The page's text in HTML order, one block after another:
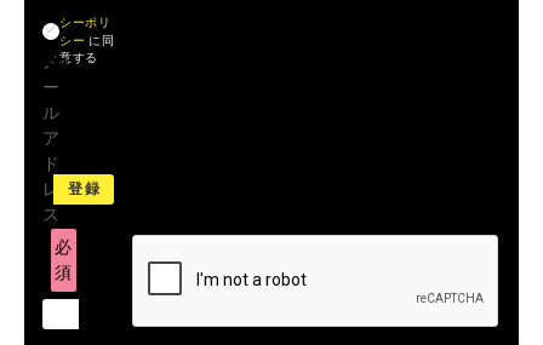
メ
ー
ル
ア
ド
レ
ス
必
須
シーポリ
シー に同
意する